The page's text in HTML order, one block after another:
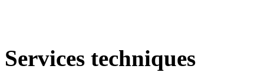
Services techniques